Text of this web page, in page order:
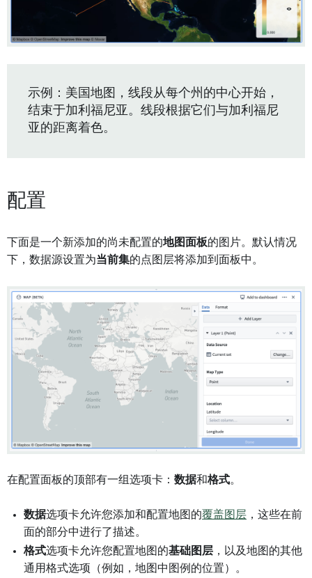
示例：美国地图，线段从每个州的中心开始，
结束于加利福尼亚。线段根据它们与加利福尼
亚的距离着色。
配置
下面是一个新添加的尚未配置的地图面板的图片。默认情况
下，数据源设置为当前集的点图层将添加到面板中。
在配置面板的顶部有一组选项卡： 数据和格式。
数据选项卡允许您添加和配置地图的覆盖图层 ，这些在前
面的部分中进行了描述。
格式选项卡允许您配置地图的基础图层 ，以及地图的其他
通用格式选项（例如，地图中图例的位置）。